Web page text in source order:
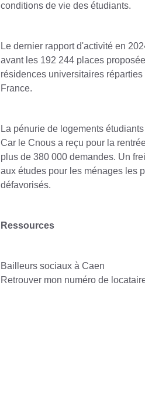
conditions de vie des étudiants.
Le dernier rapport d'activité en
avant les 192 244 places
résidences universitaires réparties
France.
La pénurie de logements
Car le Cnous a reçu pour la
plus de 380 000 demandes. Un
aux études pour les ménages les
défavorisés.
Ressources
Bailleurs sociaux à Caen
Retrouver mon numéro de